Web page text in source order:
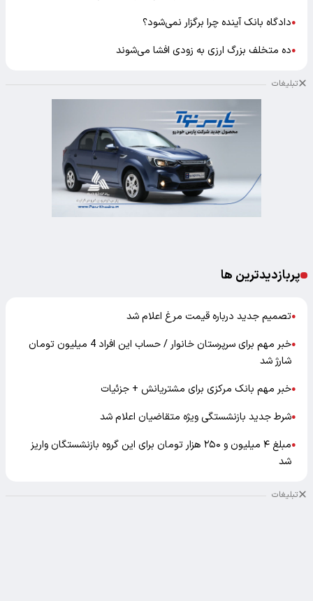
●دادگاه بانک آینده چرا برگزار نمی‌شود؟
●ده متخلف بزرگ ارزی به زودی افشا می‌شوند
تبلیغات
پربازدیدترین ها
●تصمیم جدید درباره قیمت مرغ اعلام شد
●
خبر مهم برای سرپرستان خانوار / حساب این افراد 4 میلیون تومان
شارژ شد
●خبر مهم بانک مرکزی برای مشتریانش + جزئیات
●شرط جدید بازنشستگی ویژه متقاضیان اعلام شد
●
مبلغ ۴ میلیون و ۲۵۰ هزار تومان برای این گروه بازنشستگان واریز
شد
تبلیغات